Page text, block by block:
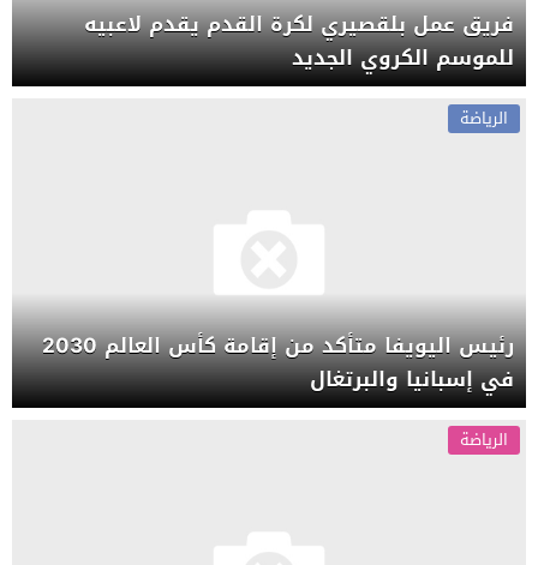
فريق عمل بلقصيري لكرة القدم يقدم لاعبيه
للموسم الكروي الجديد
الرياضة
رئيس اليويفا متأكد من إقامة كأس العالم 2030
في إسبانيا والبرتغال
الرياضة